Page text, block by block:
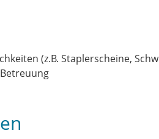
(z.B. Staplerscheine,